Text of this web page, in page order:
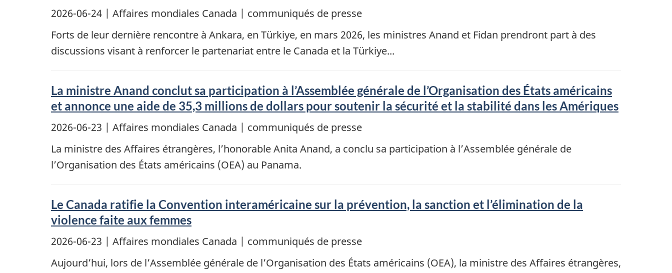
2026-06-24 | Affaires mondiales Canada | communiqués de presse
Forts de leur dernière rencontre à Ankara, en Türkiye, en mars 2026, les ministres Anand et Fidan prendront part à des
discussions visant à renforcer le partenariat entre le Canada et la Türkiye...
La ministre Anand conclut sa participation à l’Assemblée générale de l’Organisation des États américains
et annonce une aide de 35,3 millions de dollars pour soutenir la sécurité et la stabilité dans les Amériques
2026-06-23 | Affaires mondiales Canada | communiqués de presse
La ministre des Affaires étrangères, l’honorable Anita Anand, a conclu sa participation à l’Assemblée générale de
l’Organisation des États américains (OEA) au Panama.
Le Canada ratifie la Convention interaméricaine sur la prévention, la sanction et l’élimination de la
violence faite aux femmes
2026-06-23 | Affaires mondiales Canada | communiqués de presse
Aujourd’hui, lors de l’Assemblée générale de l’Organisation des États américains (OEA), la ministre des Affaires étrangères,